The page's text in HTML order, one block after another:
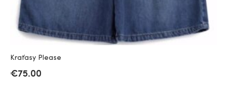
Kraťasy Please
€75.00